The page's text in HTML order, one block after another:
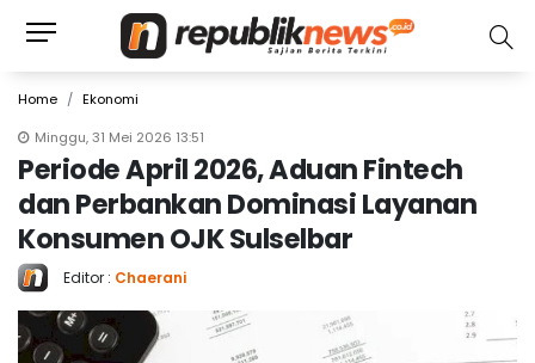
Home
Ekonomi
Minggu, 31 Mei 2026 13:51
Periode April 2026, Aduan Fintech
dan Perbankan Dominasi Layanan
Konsumen OJK Sulselbar
Editor : Chaerani